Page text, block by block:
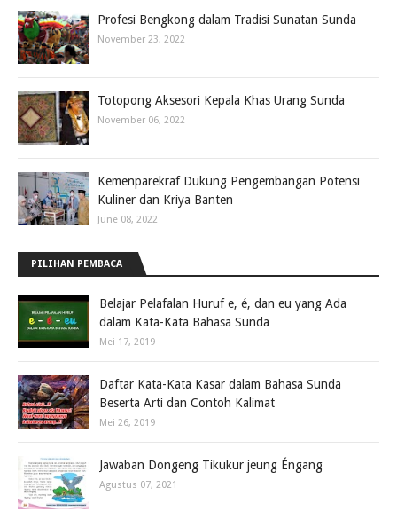
Profesi Bengkong dalam Tradisi Sunatan Sunda
November 23, 2022
Totopong Aksesori Kepala Khas Urang Sunda
November 06, 2022
Kemenparekraf Dukung Pengembangan Potensi
Kuliner dan Kriya Banten
June 08, 2022
PILIHAN PEMBACA
Belajar Pelafalan Huruf e, é, dan eu yang Ada
dalam Kata-Kata Bahasa Sunda
Mei 17, 2019
Daftar Kata-Kata Kasar dalam Bahasa Sunda
Beserta Arti dan Contoh Kalimat
Mei 26, 2019
Jawaban Dongeng Tikukur jeung Éngang
Agustus 07, 2021